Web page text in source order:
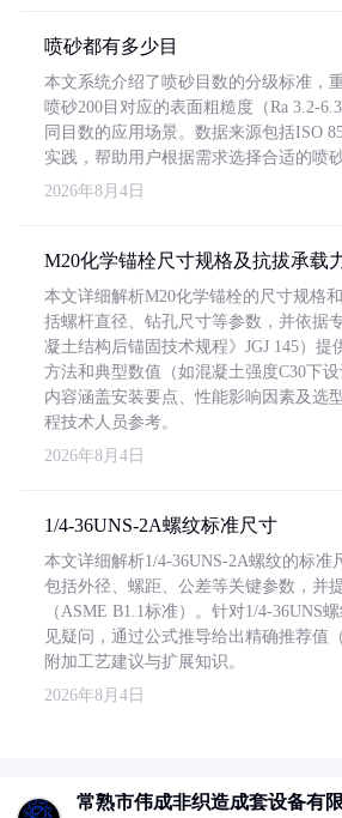
喷砂都有多少目
本文系统介绍了喷砂目数的分级标准，
喷砂200目对应的表面粗糙度（Ra 3.2-
同目数的应用场景。数据来源包括ISO
实践，帮助用户根据需求选择合适的喷砂
2026年8月4日
M20化学锚栓尺寸规格及抗拔承载
本文详细解析M20化学锚栓的尺寸规格
括螺杆直径、钻孔尺寸等参数，并依据
凝土结构后锚固技术规程》JGJ 145）提
方法和典型数值（如混凝土强度C30下设
内容涵盖安装要点、性能影响因素及选
程技术人员参考。
2026年8月4日
1/4-36UNS-2A螺纹标准尺寸
本文详细解析1/4-36UNS-2A螺纹的标准
包括外径、螺距、公差等关键参数，并
（ASME B1.1标准）。针对1/4-36UNS
见疑问，通过公式推导给出精确推荐值
附加工艺建议与扩展知识。
2026年8月4日
常熟市伟成非织造成套设备有